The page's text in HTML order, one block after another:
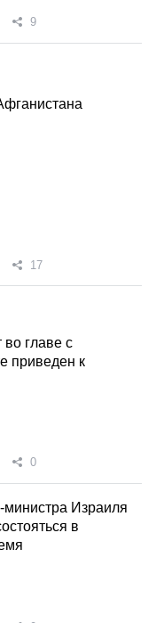
9
17
главе с
приведен к
0
министра Израиля
в